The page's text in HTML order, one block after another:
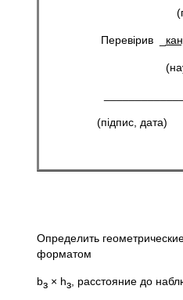
Перевірив _
(науковий
(підпис,
Определить
форматом
bз × hз , расстояние до